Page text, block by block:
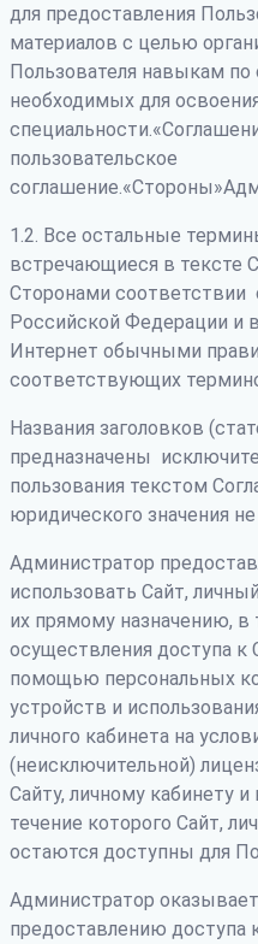
для предоставления
материалов с целью
Пользователя навыкам по
необходимых для
пользовательское
1.2. Все остальные
встречающиеся в тексте
Сторонами соответствии
Российской Федерации и
Интернет обычными
соответствующих
Названия заголовков
предназначены
пользования текстом
юридического значения
Администратор
использовать Сайт,
их прямому назначению, в
осуществления доступа к
помощью персональных
устройств и
личного кабинета на
(неисключительной)
Сайту, личному кабинету
течение которого Сайт,
остаются доступны для
Администратор
предоставлению доступа